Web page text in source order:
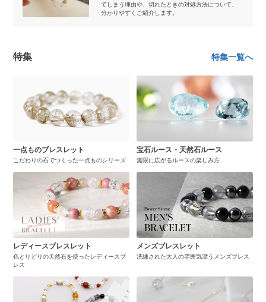
てしまう理由や、切れたときの対処方法について、
分かりやすくご紹介します。
特集 特集一覧へ
一点ものブレスレット
こだわりの石でつくった一点ものシリーズ
宝石ルース・天然石ルース
無限に広がるルースの楽しみ方
レディースブレスレット
色とりどりの天然石を使ったレディースブ
レス
メンズブレスレット
洗練された大人の雰囲気漂うメンズブレス